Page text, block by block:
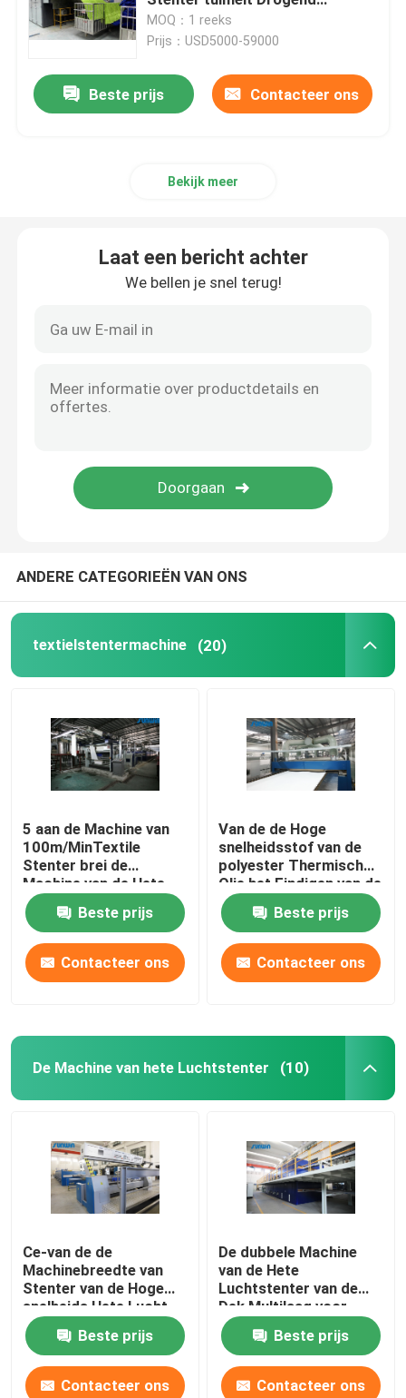
Textiel Drogende Machine
Stoffenhitte het Plaatsen Machine
textiel vervende machine
Textieldrukmachine
Tuimel Drogende Machine
Ontspan Drogere Machine
Materiaal
MOQ：1 reeks
Prijs：USD5000-59000
Beste prijs Contacteer ons
Bekijk meer
Laat een bericht achter
We bellen je snel terug!
ANDERE CATEGORIEËN VAN ONS
textielstentermachine (20)
5 aan de Machine van
100m/MinTextile
Stenter brei de
Machine van de Hete
Luchtstenter van de
TypestoomBeste prijs
Contacteer ons
Van de de Hoge
snelheidsstof van de
polyester Thermisch
Olie het Eindigen van de
Machinestenter van
Stenter Procédé
Beste prijs
Contacteer ons
De Machine van hete Luchtstenter (10)
Ce-van de de
Machinebreedte van
Stenter van de Hoge
snelheids Hete Lucht
de Breiende Stof die
2400mm beëindigen
Beste prijs
Contacteer ons
De dubbele Machine
van de Hete
Luchtstenter van de
Dek Multilaag voor
breit Geweven Stoffen
Beste prijs
Contacteer ons